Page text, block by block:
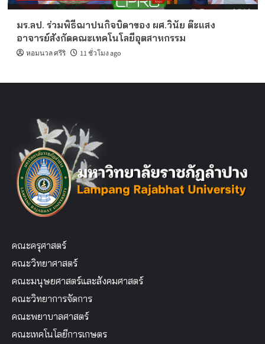
มร.ลป. ร่วมพิธีฌาปนกิจบิดาของ ผศ.วินัย ต๊ะแสง
อาจารย์สังกัดคณะเทคโนโลยีอุตสาหกรรม
หอมนวล ศรีริ 11 ชั่วโมง ago
คณะครุศาสตร์
คณะวิทยาศาสตร์
คณะมนุษยศาสตร์และสังคมศาสตร์
คณะวิทยาการจัดการ
คณะพยาบาลศาสตร์
คณะเทคโนโลยีการเกษตร